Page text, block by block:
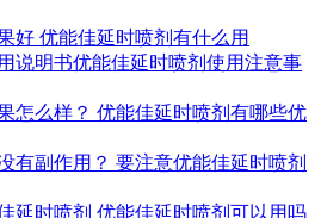
好 优能佳延时喷剂有什么用
说明书优能佳延时喷剂使用注意事
怎么样？ 优能佳延时喷剂有哪些优
有副作用？ 要注意优能佳延时喷剂
延时喷剂 优能佳延时喷剂可以用吗